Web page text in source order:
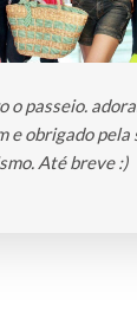
o passeio.
e obrigado pela
Até breve :)